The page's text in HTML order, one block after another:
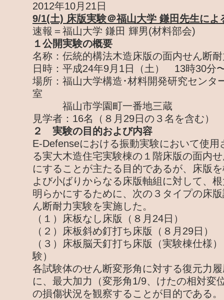
2012年10月21日
9/1(土) 床版実験＠福山大学 鎌田先生によ
速報＝福山大学 鎌田 輝男(材料部会)
１公開実験の概要
名称：伝統的構法木造床版の面内せん断
日時：平成24年9月1日（土） 13時30分
場所：福山大学構造･材料開発研究センタ
室
福山市学園町一番地三蔵
見学者：16名（８月29日の３名を含む）
２ 実験の目的および内容
E-Defenseにおける振動実験において使用
る実大木造住宅実験棟の１階床版の面内
にすることが主たる目的であるが、床版
よび小ばりからなる床版軸組に対して、
明らかにするために、次の３タイプの床
ん断耐力実験を実施した。
（１）床板なし床版（８月24日）
（２）床板斜め釘打ち床版（８月29日）
（３）床板脳天釘打ち床版（実験棟仕様
験）
各試験体のせん断変形角に対する復元力
に、最大加力（変形角1/9、けたの相対変
の損傷状況を観察することが目的である。